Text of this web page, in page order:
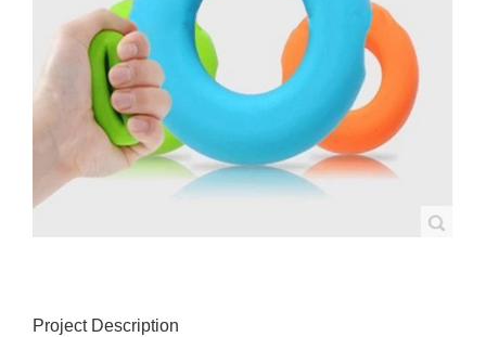
Project Description